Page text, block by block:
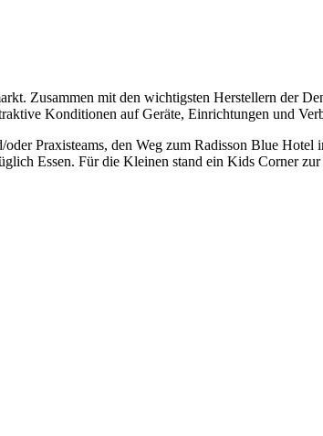
Zusammen mit den wichtigsten Herstellern der
Konditionen auf Geräte, Einrichtungen und
Praxisteams, den Weg zum Radisson Blue
Essen. Für die Kleinen stand ein Kids Corner